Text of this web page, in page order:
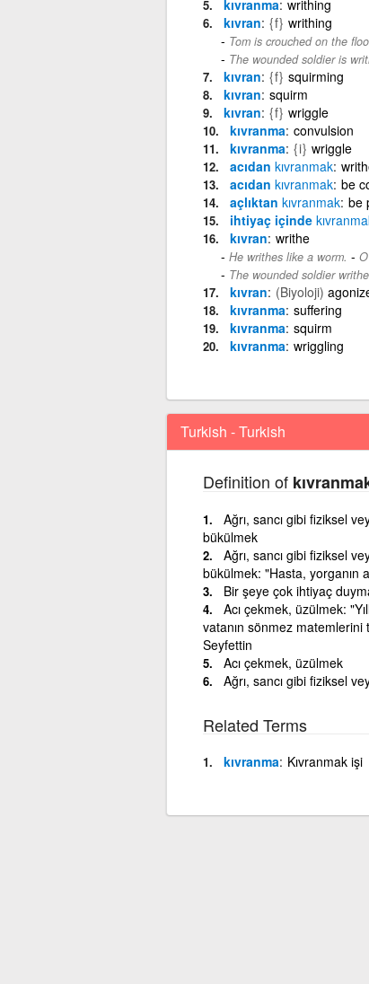
kıvranma writhing
kıvran {f} writhing
Tom is crouched on the
The wounded soldier is
kıvran {f} squirming
kıvran squirm
kıvran {f} wriggle
kıvranma convulsion
kıvranma {i} wriggle
acıdan kıvranmak
acıdan kıvranmak be
açlıktan kıvranmak be
ihtiyaç içinde
kıvran writhe
He writhes like a worm. -
The wounded soldier
kıvran (Biyoloji)
kıvranma suffering
kıvranma squirm
kıvranma wriggling
Turkish - Turkish
Definition of
Ağrı, sancı gibi fiziksel
bükülmek
Ağrı, sancı gibi fiziksel
bükülmek: "Hasta, yorganın
Bir şeye çok ihtiyaç
Acı çekmek, üzülmek:
vatanın sönmez matemlerini
Seyfettin
Acı çekmek, üzülmek
Ağrı, sancı gibi fiziksel
Related Terms
kıvranma Kıvranmak işi